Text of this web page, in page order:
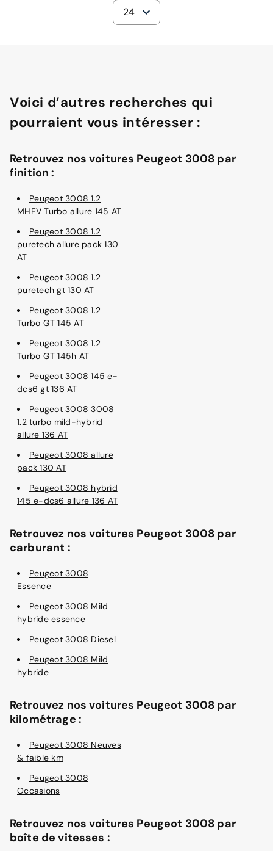
24
Voici d’autres recherches qui
pourraient vous intéresser :
Retrouvez nos voitures Peugeot 3008 par
finition :
Peugeot 3008 1.2
MHEV Turbo allure 145 AT
Peugeot 3008 1.2
puretech allure pack 130
AT
Peugeot 3008 1.2
puretech gt 130 AT
Peugeot 3008 1.2
Turbo GT 145 AT
Peugeot 3008 1.2
Turbo GT 145h AT
Peugeot 3008 145 e-
dcs6 gt 136 AT
Peugeot 3008 3008
1.2 turbo mild-hybrid
allure 136 AT
Peugeot 3008 allure
pack 130 AT
Peugeot 3008 hybrid
145 e-dcs6 allure 136 AT
Retrouvez nos voitures Peugeot 3008 par
carburant :
Peugeot 3008
Essence
Peugeot 3008 Mild
hybride essence
Peugeot 3008 Diesel
Peugeot 3008 Mild
hybride
Retrouvez nos voitures Peugeot 3008 par
kilométrage :
Peugeot 3008 Neuves
& faible km
Peugeot 3008
Occasions
Retrouvez nos voitures Peugeot 3008 par
boîte de vitesses :